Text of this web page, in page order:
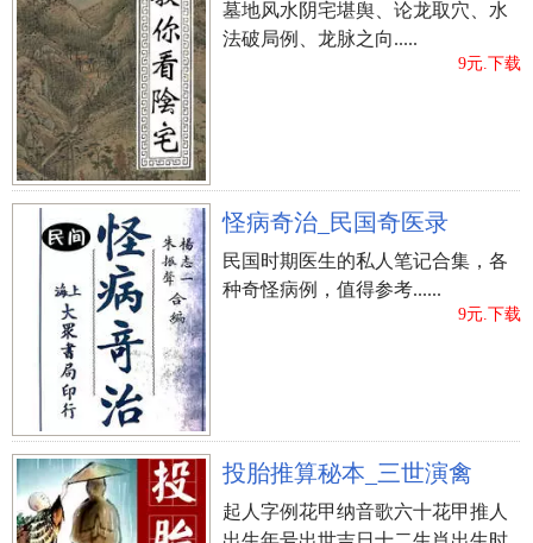
墓地风水阴宅堪舆、论龙取穴、水
法破局例、龙脉之向.....
9元.下载
怪病奇治_民国奇医录
民国时期医生的私人笔记合集，各
种奇怪病例，值得参考......
9元.下载
投胎推算秘本_三世演禽
起人字例花甲纳音歌六十花甲推人